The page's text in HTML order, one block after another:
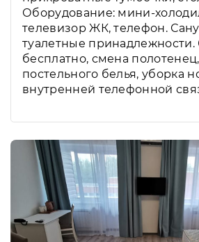
Оборудование: мини-
телевизор ЖК, телефон.
туалетные принадлежности.
бесплатно, смена
постельного белья, уборка
внутренней телефонной